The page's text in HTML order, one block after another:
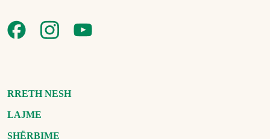
RRETH NESH
LAJME
SHËRBIME